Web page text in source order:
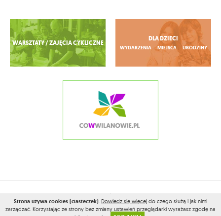
Zobacz więcej
WARSZTATY / ZAJĘCIA CYKLICZNE
DLA DZIECI
WYDARZENIA MIEJSCA URODZINY
2026© WSZELKIE PRAWA ZASTRZEŻONE PRZEZ
PROJEKT I WYKONANIE:VEGA INTERNET STUDIO
Strona używa cookies (ciasteczek). Dowiedz się więcej do czego służą i jak nimi
zarządzać. Korzystając ze strony bez zmiany ustawień przeglądarki wyrażasz zgodę na